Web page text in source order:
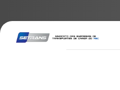
primary
navigation